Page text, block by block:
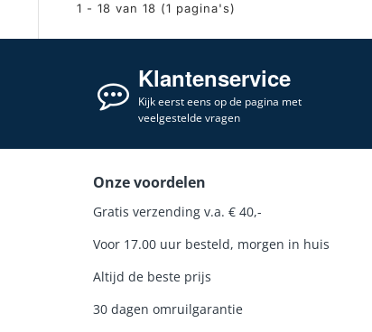
1 - 18 van 18 (1 pagina's)
Klantenservice
Kijk eerst eens op de pagina met
veelgestelde vragen
Onze voordelen
Gratis verzending v.a. € 40,-
Voor 17.00 uur besteld, morgen in huis
Altijd de beste prijs
30 dagen omruilgarantie